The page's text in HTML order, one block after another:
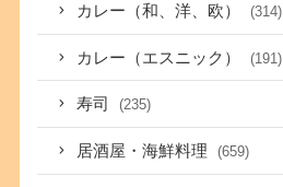
カレー（和、洋、欧） (314)
カレー（エスニック） (191)
寿司 (235)
居酒屋・海鮮料理 (659)